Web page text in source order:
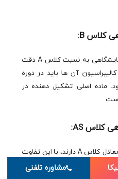
…
این کلاس از شیشه آلات آزمایشگاهی به نسبت کلاس A دقت
آن ها باید در دوره
ماده اصلی تشکیل دهنده در
این کلاس از شیشه ها دقتی معادل کلاس A دارند، با این تفاوت
زمان تحویل حداقل زمان
مشاوره تلفنی